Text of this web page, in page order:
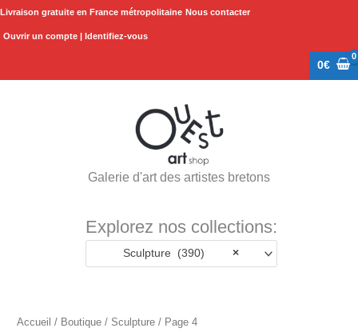
Aller
Livraison gratuite en France métropolitaine Nous contacter
Ouvrir un compte | Identifiez-vous
0€
Galerie d'art des artistes bretons
Explorez nos collections:
×
Sculpture (390)
Accueil / Boutique / Sculpture / Page 4